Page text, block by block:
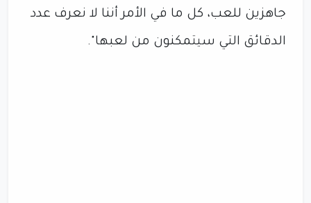
جاهزين للعب، كل ما في الأمر أننا لا نعرف عدد
الدقائق التي سيتمكنون من لعبها".